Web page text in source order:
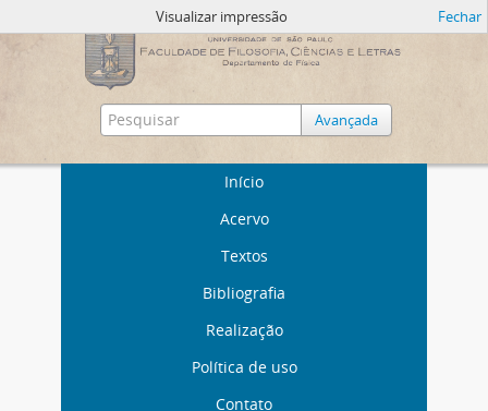
Avançada
Início
Acervo
Textos
Bibliografia
Realização
Política de uso
Contato
Visualizar impressão Fechar